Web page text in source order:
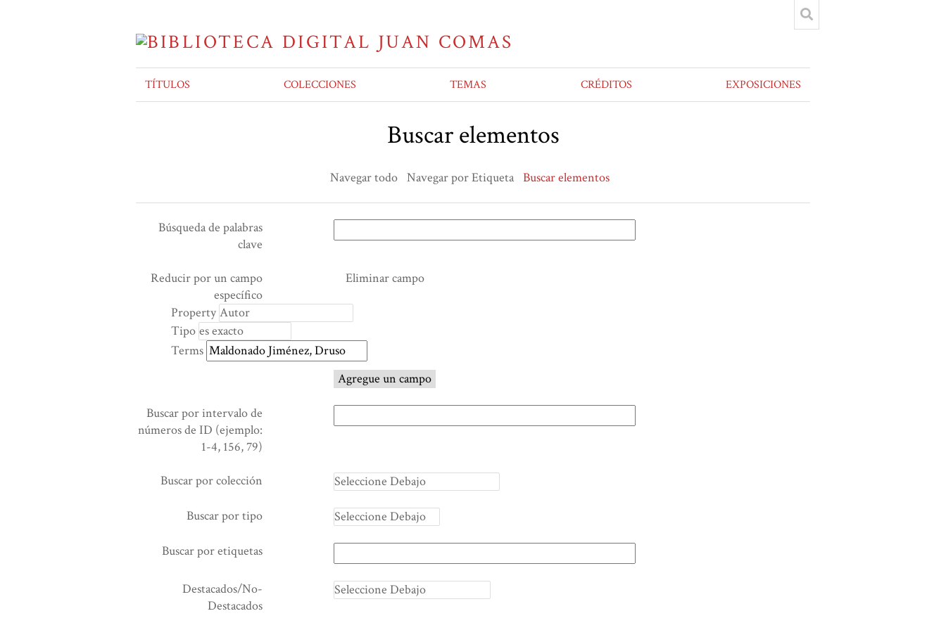
TÍTULOS COLECCIONES TEMAS CRÉDITOS EXPOSICIONES
Buscar elementos
Navegar todo Navegar por Etiqueta Buscar elementos
Búsqueda de palabras
clave
campo
específico":
Reducir por un campo
específico
Search Property
Tipo de búsqueda
Términos de búsqueda
Ensamblador de Búsqueda Eliminar campo
Property
Tipo
Terms
Agregue un campo
Buscar por intervalo de
números de ID (ejemplo:
1-4, 156, 79)
Buscar por colección
Buscar por tipo
Buscar por etiquetas
Destacados/No-
Destacados